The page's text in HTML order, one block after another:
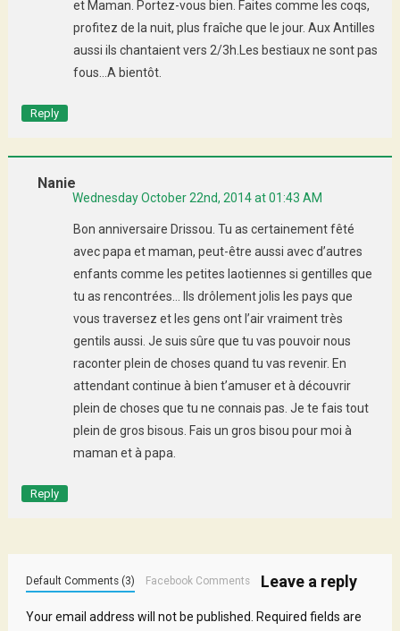
et Maman. Portez-vous bien. Faites comme les coqs,
profitez de la nuit, plus fraîche que le jour. Aux Antilles
aussi ils chantaient vers 2/3h.Les bestiaux ne sont pas
fous…A bientôt.
Reply
Nanie
Wednesday October 22nd, 2014 at 01:43 AM
Bon anniversaire Drissou. Tu as certainement fêté
avec papa et maman, peut-être aussi avec d’autres
enfants comme les petites laotiennes si gentilles que
tu as rencontrées… Ils drôlement jolis les pays que
vous traversez et les gens ont l’air vraiment très
gentils aussi. Je suis sûre que tu vas pouvoir nous
raconter plein de choses quand tu vas revenir. En
attendant continue à bien t’amuser et à découvrir
plein de choses que tu ne connais pas. Je te fais tout
plein de gros bisous. Fais un gros bisou pour moi à
maman et à papa.
Reply
Leave a reply
Default Comments (3) Facebook Comments
Your email address will not be published.
Required fields are